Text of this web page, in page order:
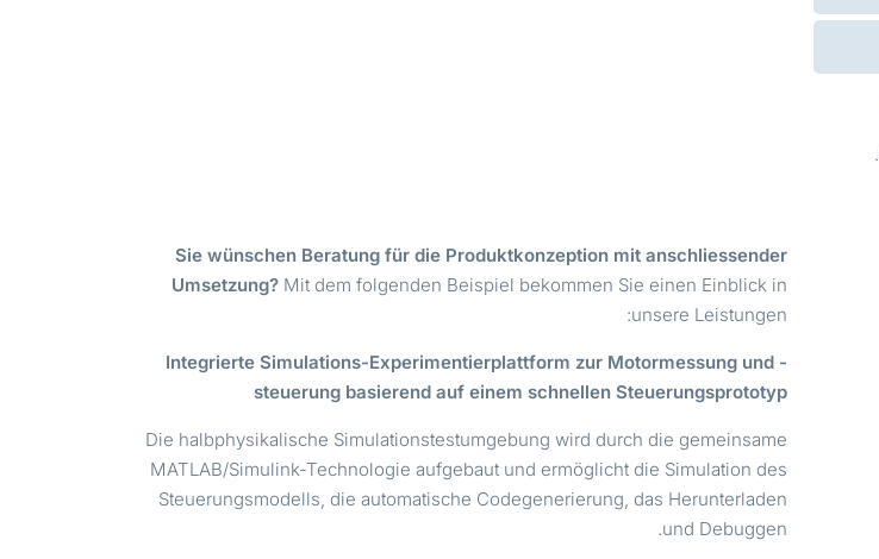
Sie wünschen Beratung für die Produktkonzeption mit anschliessender
Umsetzung?Mit dem folgenden Beispiel bekommen Sie einen Einblick in
unsere Leistungen:
Integrierte Simulations-Experimentierplattform zur Motormessung und -
steuerung basierend auf einem schnellen Steuerungsprototyp
Die halbphysikalische Simulationstestumgebung wird durch die gemeinsame
MATLAB/Simulink-Technologie aufgebaut und ermöglicht die Simulation des
Steuerungsmodells, die automatische Codegenerierung, das Herunterladen
und Debuggen.